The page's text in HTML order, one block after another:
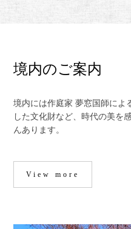
境内のご案内
境内には作庭家 夢窓国師によ
した文化財など、時代の美を
んあります。
View more